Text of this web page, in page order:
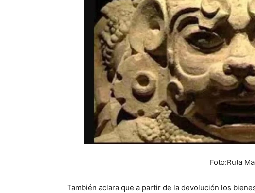
Foto:Ruta
También aclara que a partir de la devolución los